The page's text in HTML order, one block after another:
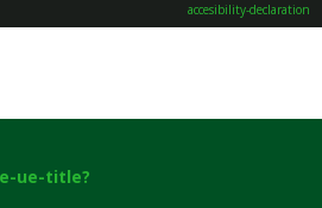
accesibility-declaration
ue-title?